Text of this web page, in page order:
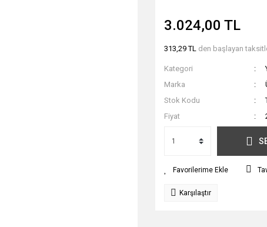
3.024,00 TL
313,29 TL den başlayan
Kategori
Marka
Stok Kodu
Fiyat
Karşılaştır